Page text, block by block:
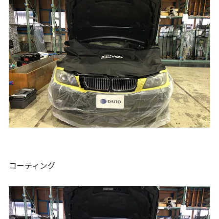
コーティング